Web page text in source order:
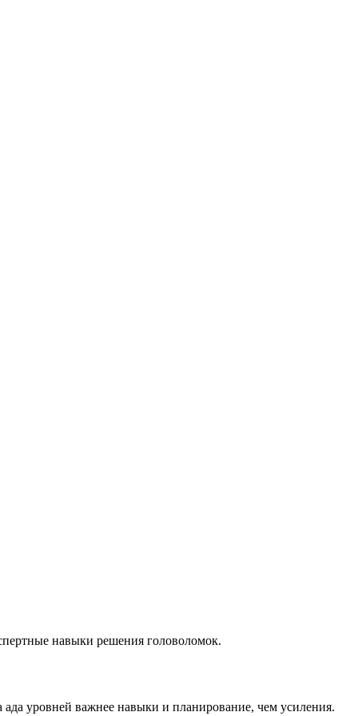
навыки решения головоломок.
уровней важнее навыки и планирование, чем усиления.